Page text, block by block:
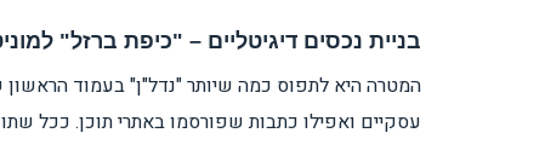
בניית נכסים דיגיטליים – "כיפת ברזל"
המטרה היא לתפוס כמה שיותר "נדל"ן" בעמוד
עסקיים ואפילו כתבות שפורסמו באתרי תוכן. ככל